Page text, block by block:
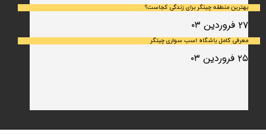
بهترین منطقه چیتگر برای زندگی کجاست؟
۲۷ فروردین ۰۳
معرفی کامل باشگاه اسب سواری چیتگر
۲۵ فروردین ۰۳